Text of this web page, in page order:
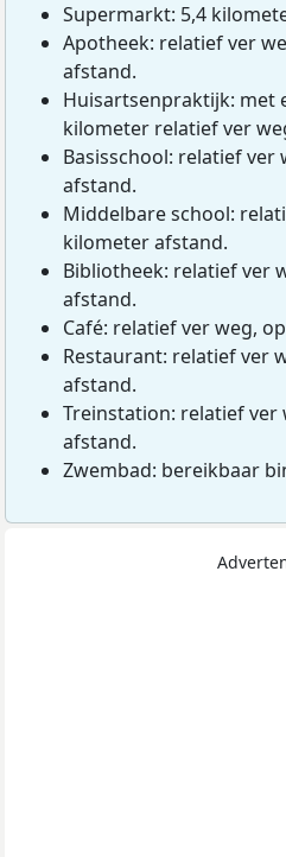
Supermarkt: 5,4
Apotheek: relatief ver
afstand.
Huisartsenpraktijk: met
kilometer relatief ver
Basisschool: relatief ver
afstand.
Middelbare school:
kilometer afstand.
Bibliotheek: relatief ver
afstand.
Café: relatief ver weg,
Restaurant: relatief ver
afstand.
Treinstation: relatief ver
afstand.
Zwembad: bereikbaar